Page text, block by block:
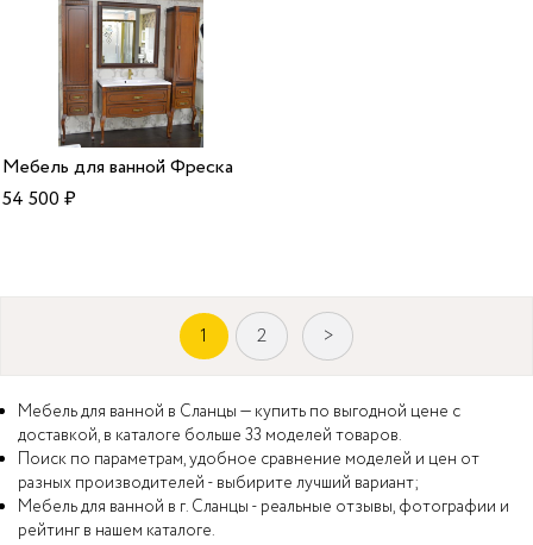
Мебель для ванной Фреска
54 500₽
1 2 >
Мебель для ванной в Сланцы — купить по выгодной цене с
доставкой, в каталоге больше 33 моделей товаров.
Поиск по параметрам, удобное сравнение моделей и цен от
разных производителей - выбирите лучший вариант;
Мебель для ванной в г. Сланцы - реальные отзывы, фотографии и
рейтинг в нашем каталоге.